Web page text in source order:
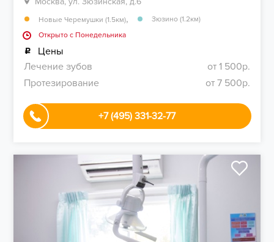
Новые Черемушки (1.5км),
Зюзино (1.2км)
Открыто c Понедельника
Цены
Лечение зубов
от 1 500р.
Протезирование
от 7 500р.
+7 (495) 331-32-77